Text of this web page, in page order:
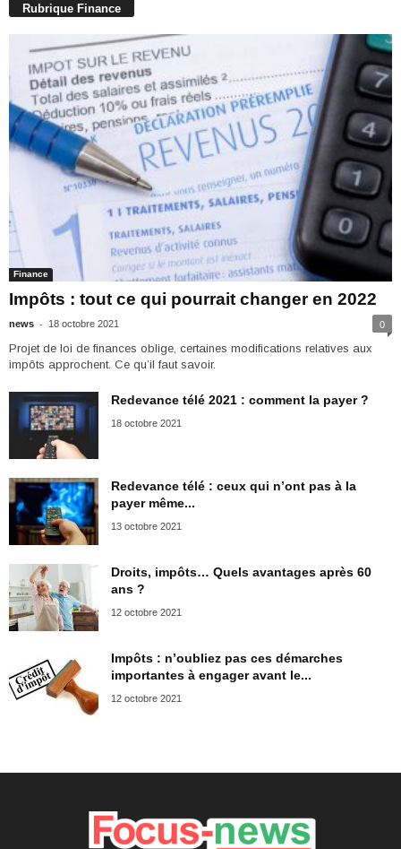
Rubrique Finance
Finance
Impôts : tout ce qui pourrait changer en 2022
news - 18 octobre 2021 0
Projet de loi de finances oblige, certaines modifications relatives aux
impôts approchent. Ce qu’il faut savoir.
Redevance télé 2021 : comment la payer ?
18 octobre 2021
Redevance télé : ceux qui n’ont pas à la
payer même...
13 octobre 2021
Droits, impôts… Quels avantages après 60
ans ?
12 octobre 2021
Impôts : n’oubliez pas ces démarches
importantes à engager avant le...
12 octobre 2021